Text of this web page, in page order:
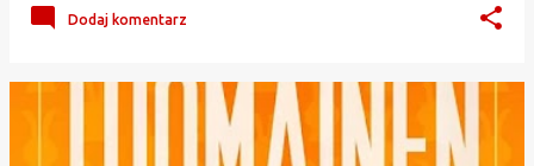
Dodaj komentarz